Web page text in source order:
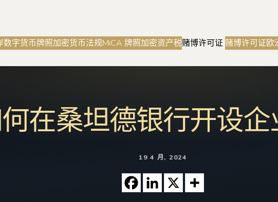
数字货币牌照加密货币法规MiCA 牌照加密资产税赌博许可证 赌博许可证欧
在桑坦德银行开设企
19 4 月, 2024